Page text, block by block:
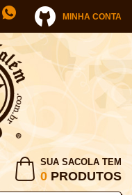
MINHA CONTA
SUA SACOLA TEM
0 PRODUTOS